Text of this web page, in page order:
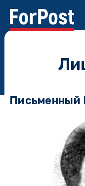
Письменный